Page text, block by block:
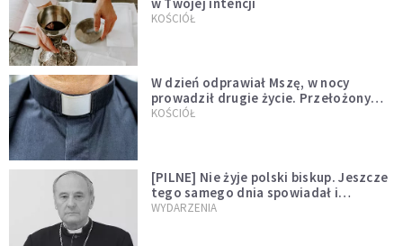
KOŚCIÓŁ
W dzień odprawiał Mszę, w nocy
prowadził drugie życie. Przełożony
kazał mu opuścić zakon
KOŚCIÓŁ
[PILNE] Nie żyje polski biskup. Jeszcze
tego samego dnia spowiadał i
sprawował Mszę świętą
WYDARZENIA